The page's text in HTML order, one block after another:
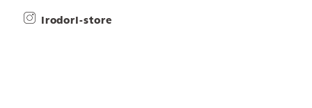
irodori-store